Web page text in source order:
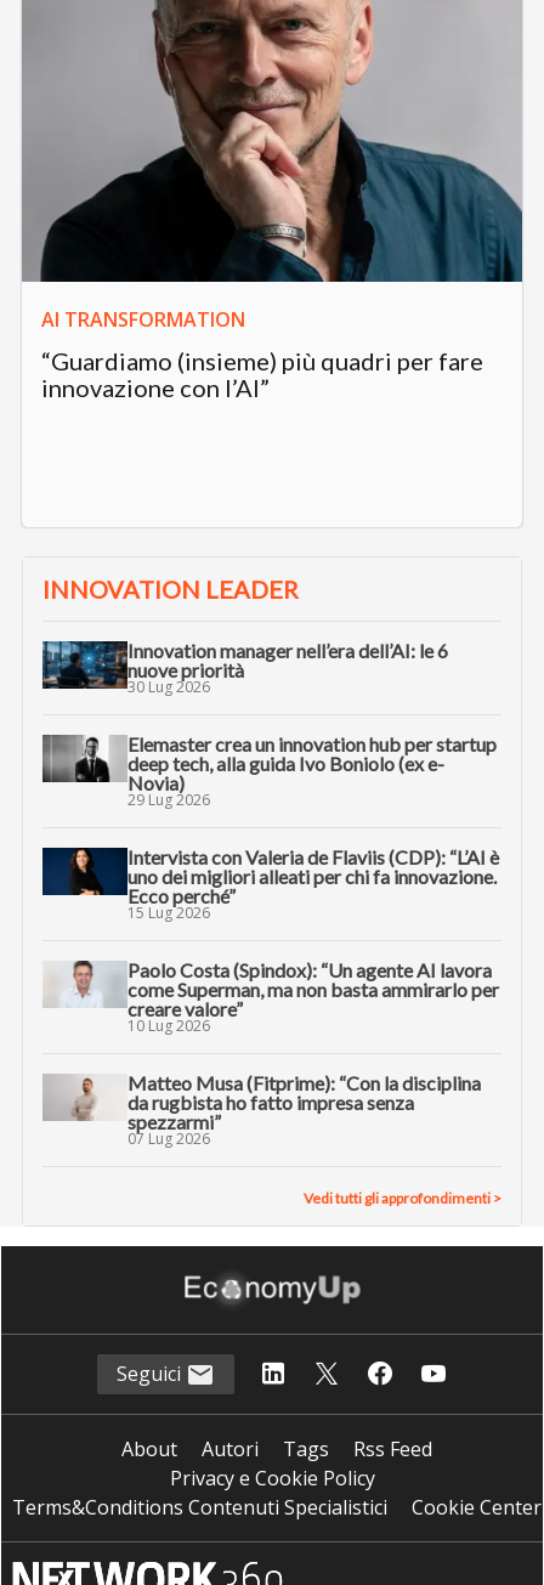
AI TRANSFORMATION
“Guardiamo (insieme) più quadri per fare
innovazione con l’AI”
INNOVATION LEADER
Innovation manager nell’era dell’AI: le 6
nuove priorità
30 Lug 2026
Elemaster crea un innovation hub per startup
deep tech, alla guida Ivo Boniolo (ex e-
Novia)
29 Lug 2026
Intervista con Valeria de Flaviis (CDP): “L’AI è
uno dei migliori alleati per chi fa innovazione.
Ecco perché”
15 Lug 2026
Paolo Costa (Spindox): “Un agente AI lavora
come Superman, ma non basta ammirarlo per
creare valore”
10 Lug 2026
Matteo Musa (Fitprime): “Con la disciplina
da rugbista ho fatto impresa senza
spezzarmi”
07 Lug 2026
Vedi tutti gli approfondimenti >
Seguici
About Autori Tags
Rss Feed
Privacy e Cookie Policy
Terms&Conditions Contenuti Specialistici
Cookie Center